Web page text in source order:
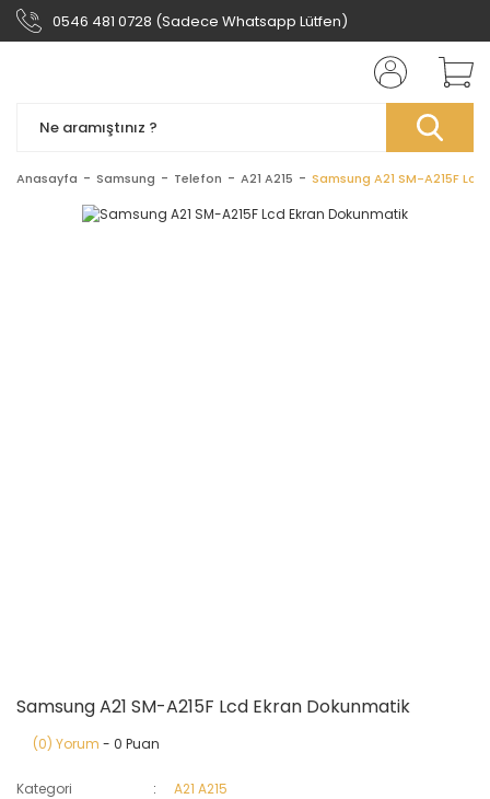
0546 481 0728 (Sadece Whatsapp Lütfen)
Anasayfa Samsung Telefon A21 A215 Samsung A21 SM-A215F
Samsung A21 SM-A215F Lcd Ekran Dokunmatik
(0) Yorum - 0 Puan
Kategori
A21 A215